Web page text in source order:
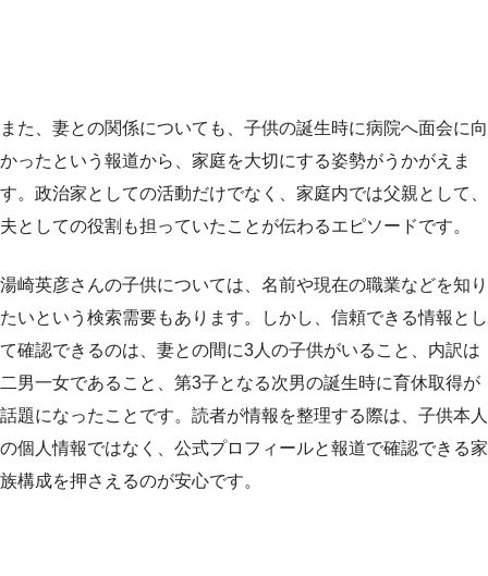
また、妻との関係についても、子供の誕生時に病院へ面会に向
かったという報道から、家庭を大切にする姿勢がうかがえま
す。政治家としての活動だけでなく、家庭内では父親として、
夫としての役割も担っていたことが伝わるエピソードです。
湯崎英彦さんの子供については、名前や現在の職業などを知り
たいという検索需要もあります。しかし、信頼できる情報とし
て確認できるのは、妻との間に3人の子供がいること、内訳は
二男一女であること、第3子となる次男の誕生時に育休取得が
話題になったことです。読者が情報を整理する際は、子供本人
の個人情報ではなく、公式プロフィールと報道で確認できる家
族構成を押さえるのが安心です。